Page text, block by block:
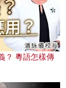
？ 粵語怎樣傳